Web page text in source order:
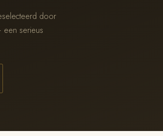
door
een serieus